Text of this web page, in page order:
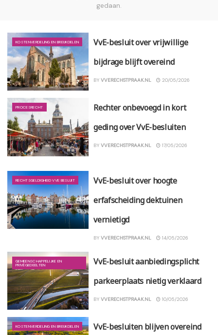
gedaan.
KOSTENVERDELING EN BREUKDELEN
VvE-besluit over vrijwillige
bijdrage blijft overeind
BY VVERECHSTPRAAK.NL 20/05/2026
PROCESRECHT
Rechter onbevoegd in kort
geding over VvE-besluiten
BY VVERECHSTPRAAK.NL 17/05/2026
RECHTSGELDIGHEID VVE BESLUIT
VvE-besluit over hoogte
erfafscheiding dektuinen
vernietigd
BY VVERECHSTPRAAK.NL 14/05/2026
GEMEENSCHAPPELIJKE EN
PRIVÉGEDEELTEN
VvE-besluit aanbiedingsplicht
parkeerplaats nietig verklaard
BY VVERECHSTPRAAK.NL 10/05/2026
KOSTENVERDELING EN BREUKDELEN
VvE-besluiten blijven overeind